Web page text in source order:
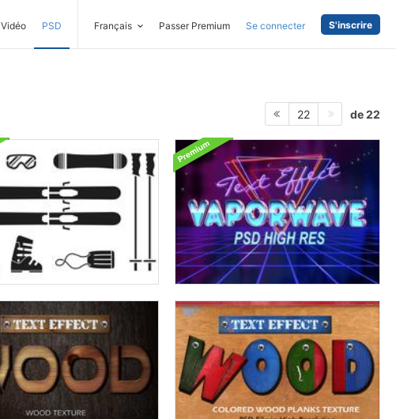
Vidéo PSD Français Passer Premium Se connecter S'inscrire
22 de 22